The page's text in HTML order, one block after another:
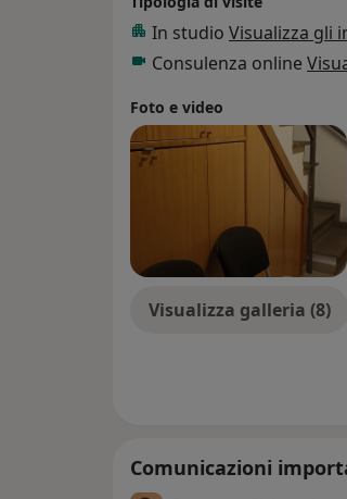
In studio Visualizza gli
Consulenza online
Foto e video
Visualizza galleria (8)
Comunicazioni